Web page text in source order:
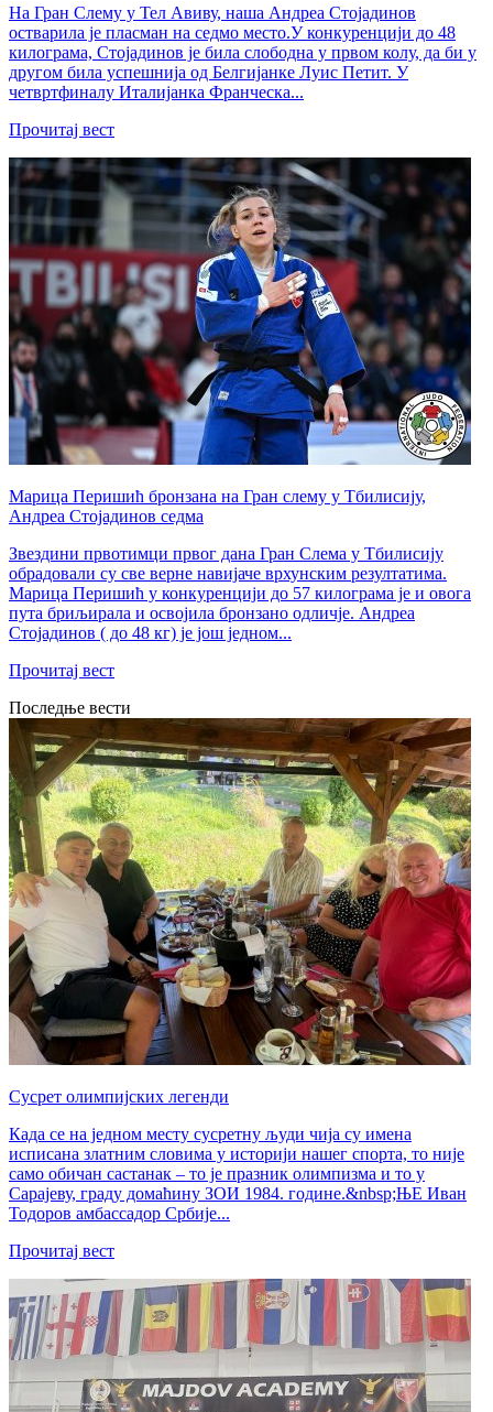
На Гран Слему у Тел Авиву, наша Андреа Стојадинов
остварила је пласман на седмо место.У конкуренцији до 48
килограма, Стојадинов је била слободна у првом колу, да би у
другом била успешнија од Белгијанке Луис Петит. У
четвртфиналу Италијанка Франческа...
Прочитај вест
Марица Перишић бронзана на Гран слему у Тбилисију,
Андреа Стојадинов седма
Звездини првотимци првог дана Гран Слема у Тбилисију
обрадовали су све верне навијаче врхунским резултатима.
Марица Перишић у конкуренцији до 57 килограма је и овога
пута бриљирала и освојила бронзано одличје. Андреа
Стојадинов ( до 48 кг) је још једном...
Прочитај вест
Последње вести
Сусрет олимпијских легенди
Када се на једном месту сусретну људи чија су имена
исписана златним словима у историји нашег спорта, то није
само обичан састанак – то је празник олимпизма и то у
Сарајеву, граду домаћину ЗОИ 1984. године.&nbsp;ЊЕ Иван
Тодоров амбассадор Србије...
Прочитај вест